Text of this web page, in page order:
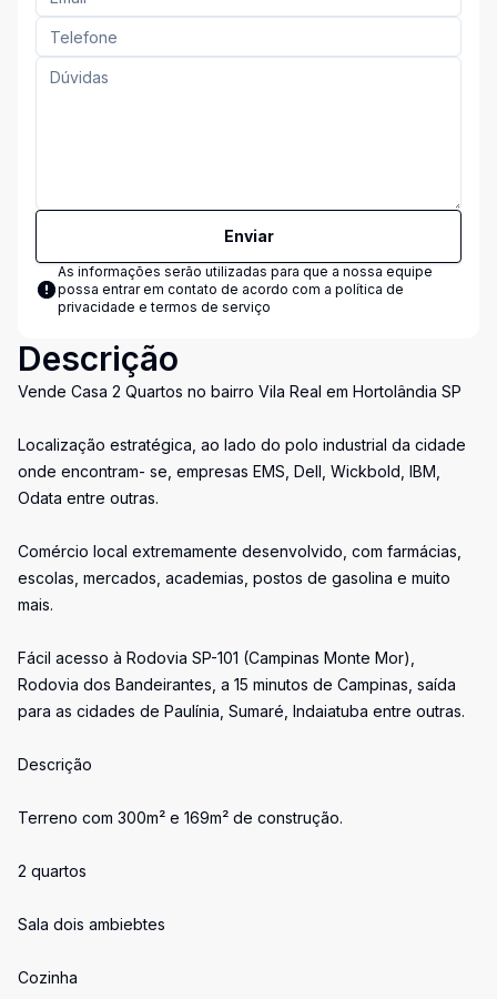
Enviar
As informações serão utilizadas para que a nossa equipe
possa entrar em contato de acordo com a política de
privacidade e termos de serviço
Descrição
Vende Casa 2 Quartos no bairro Vila Real em Hortolândia SP
Localização estratégica, ao lado do polo industrial da cidade
onde encontram- se, empresas EMS, Dell, Wickbold, IBM,
Odata entre outras.
Comércio local extremamente desenvolvido, com farmácias,
escolas, mercados, academias, postos de gasolina e muito
mais.
Fácil acesso à Rodovia SP-101 (Campinas Monte Mor),
Rodovia dos Bandeirantes, a 15 minutos de Campinas, saída
para as cidades de Paulínia, Sumaré, Indaiatuba entre outras.
Descrição
Terreno com 300m² e 169m² de construção.
2 quartos
Sala dois ambiebtes
Cozinha